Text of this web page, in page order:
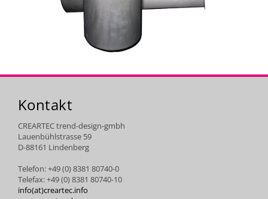
Kontakt
CREARTEC trend-design-gmbh
Lauenbühlstrasse 59
D-88161 Lindenberg
Telefon: +49 (0) 8381 80740-0
Telefax: +49 (0) 8381 80740-10
info(at)creartec.info